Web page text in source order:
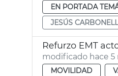
EN PORTADA
JESÚS CARBONELL
Refurzo EMT
modificado hace 5
MOVILIDAD